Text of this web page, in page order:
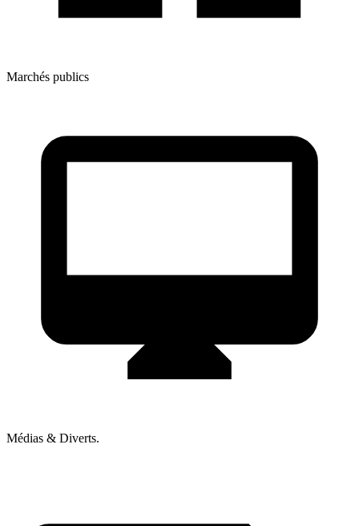
Marchés publics
Médias & Diverts.